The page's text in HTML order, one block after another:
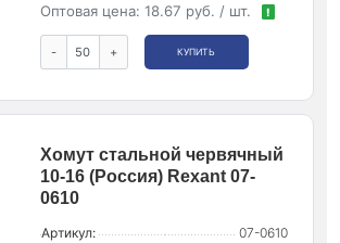
Оптовая цена: 18.67 руб. / шт. !
- + КУПИТЬ
Хомут стальной червячный
10-16 (Россия) Rexant 07-
0610
Артикул:
07-0610